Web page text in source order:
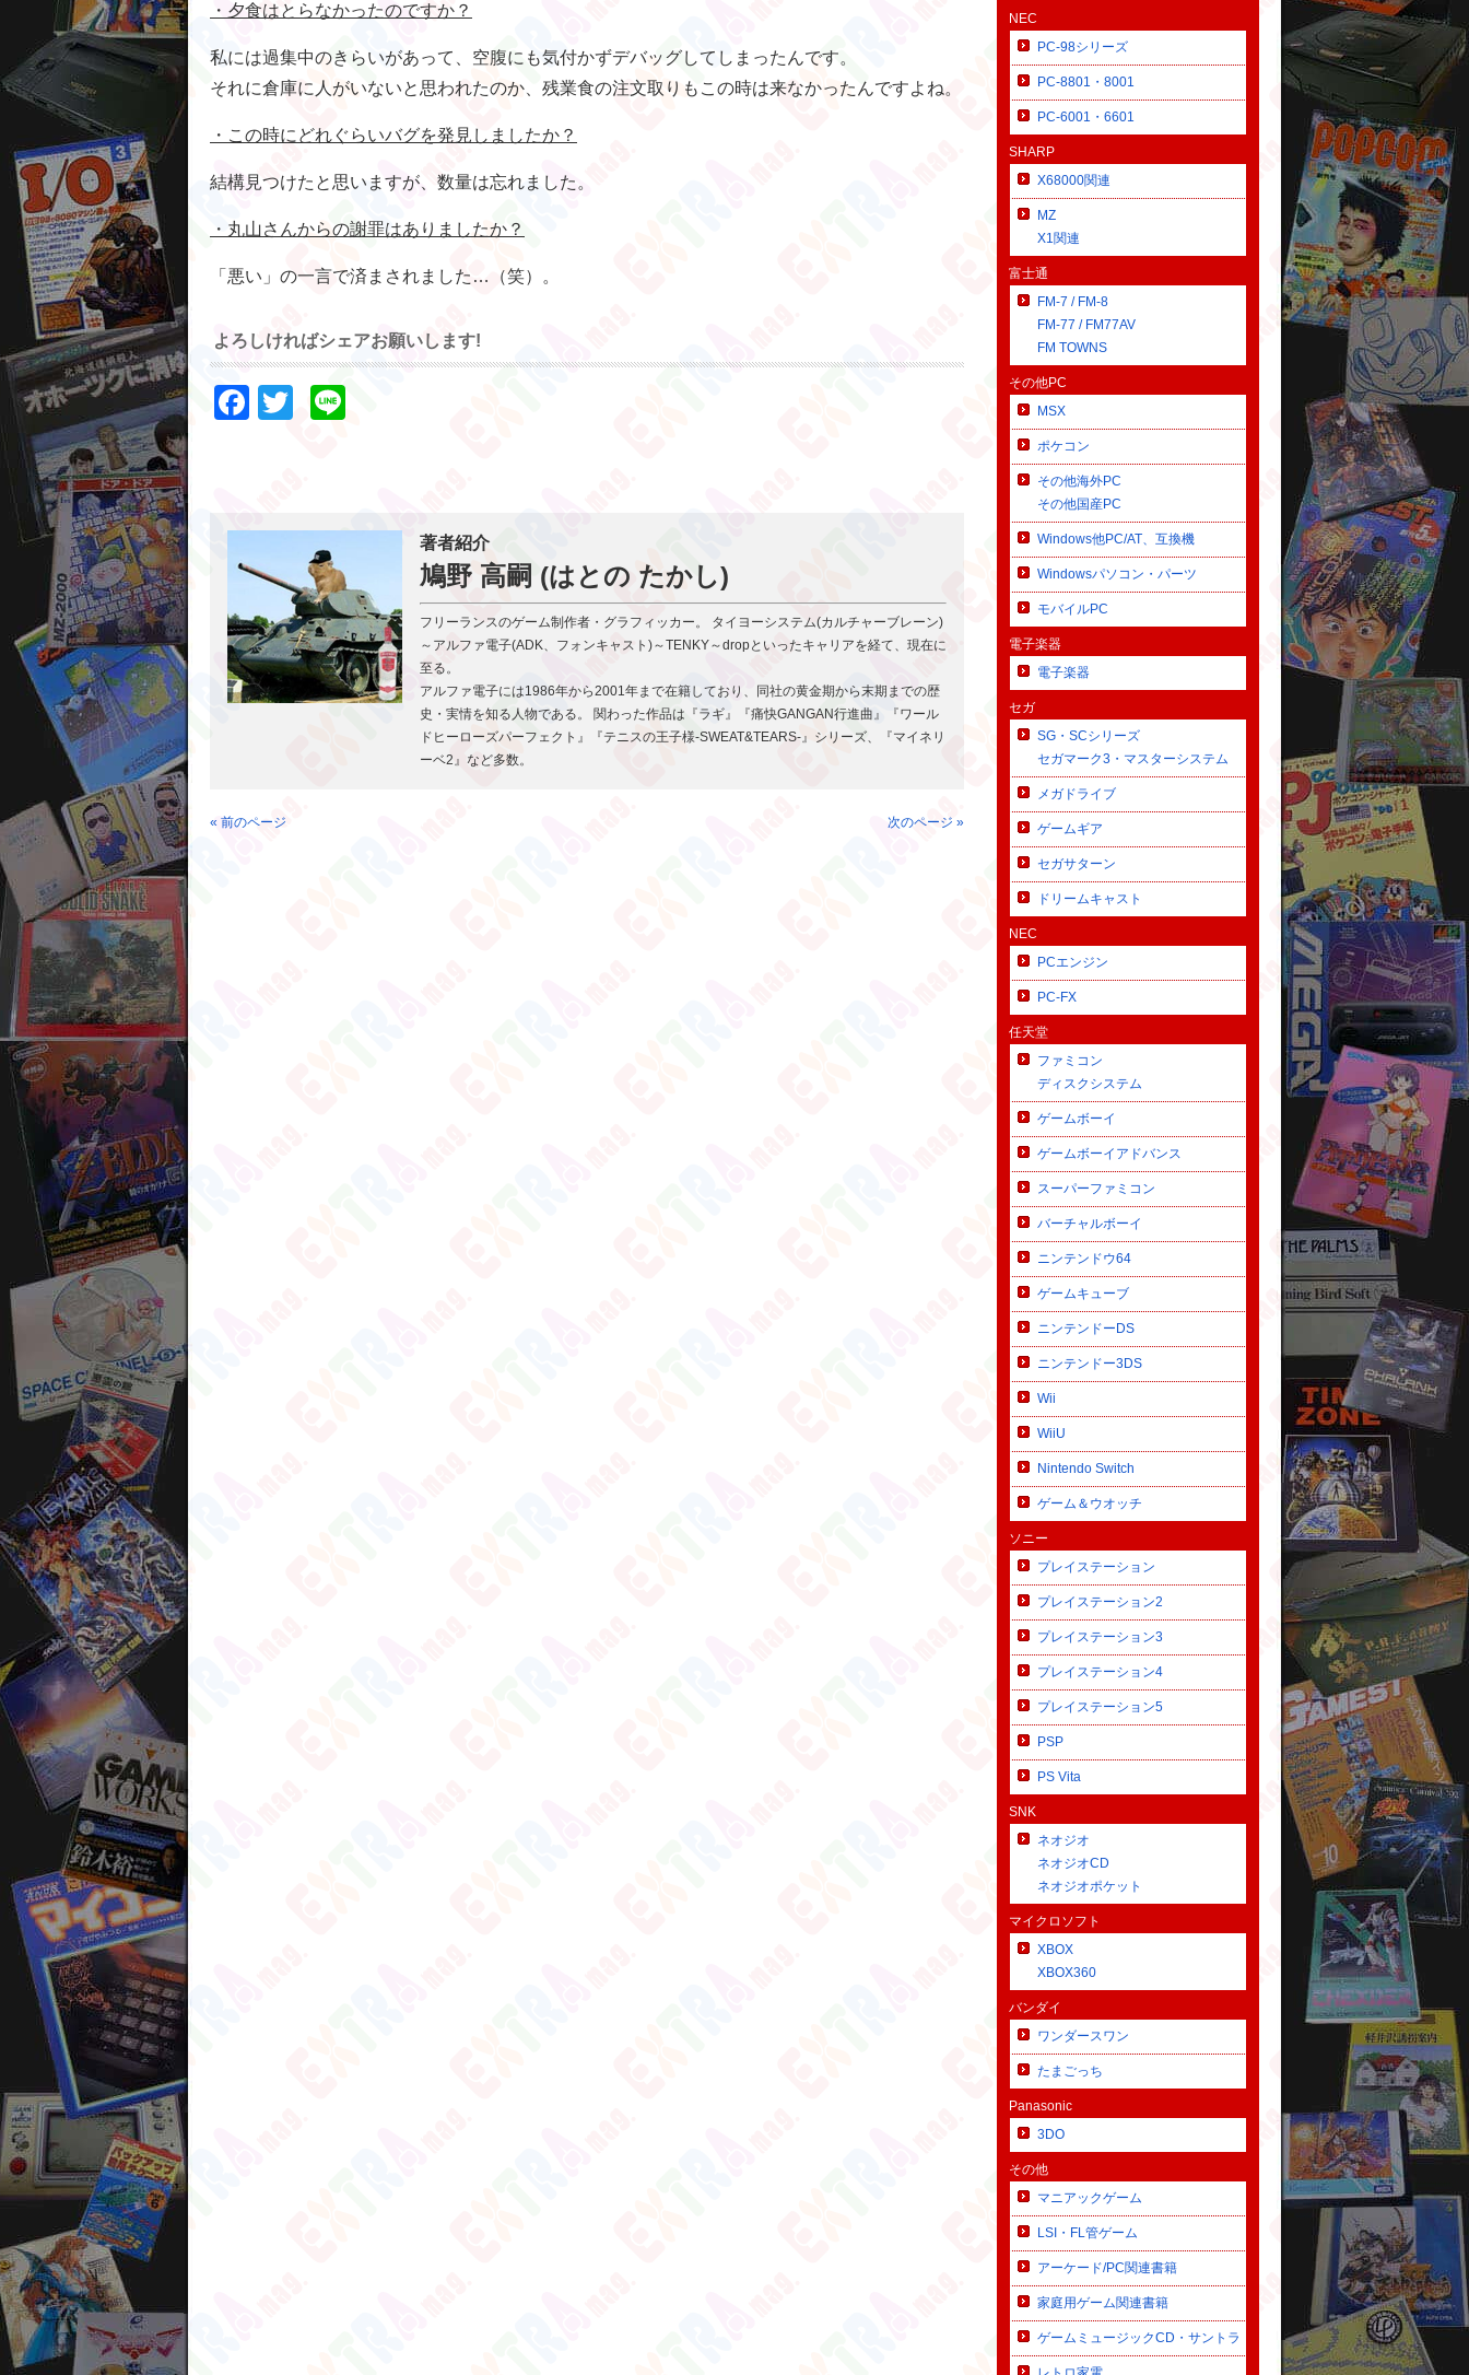
・夕食はとらなかったのですか？
私には過集中のきらいがあって、空腹にも気付かずデバッグしてしまったんです。
それに倉庫に人がいないと思われたのか、残業食の注文取りもこの時は来なかったんですよね。
・この時にどれぐらいバグを発見しましたか？
結構見つけたと思いますが、数量は忘れました。
・丸山さんからの謝罪はありましたか？
「悪い」の一言で済まされました…（笑）。
よろしければシェアお願いします!
Facebook
Twitter
著者紹介
鳩野 高嗣 (はとの たかし)
フリーランスのゲーム制作者・グラフィッカー。 タイヨーシステム(カルチャーブレーン)
～アルファ電子(ADK、フォンキャスト)～TENKY～dropといったキャリアを経て、現在に
至る。
アルファ電子には1986年から2001年まで在籍しており、同社の黄金期から末期までの歴
史・実情を知る人物である。 関わった作品は『ラギ』『痛快GANGAN行進曲』『ワール
ドヒーローズパーフェクト』『テニスの王子様-SWEAT&TEARS-』シリーズ、『マイネリ
ーベ2』など多数。
« 前のページ 次のページ »
NEC
PC-98シリーズ
PC-8801・8001
PC-6001・6601
SHARP
X68000関連
MZ
X1関連
富士通
FM-7 / FM-8
FM-77 / FM77AV
FM TOWNS
その他PC
MSX
ポケコン
その他海外PC
その他国産PC
Windows他PC/AT、互換機
Windowsパソコン・パーツ
モバイルPC
電子楽器
電子楽器
セガ
SG・SCシリーズ
セガマーク3・マスターシステム
メガドライブ
ゲームギア
セガサターン
ドリームキャスト
NEC
PCエンジン
PC-FX
任天堂
ファミコン
ディスクシステム
ゲームボーイ
ゲームボーイアドバンス
スーパーファミコン
バーチャルボーイ
ニンテンドウ64
ゲームキューブ
ニンテンドーDS
ニンテンドー3DS
Wii
WiiU
Nintendo Switch
ゲーム＆ウオッチ
ソニー
プレイステーション
プレイステーション2
プレイステーション3
プレイステーション4
プレイステーション5
PSP
PS Vita
SNK
ネオジオ
ネオジオCD
ネオジオポケット
マイクロソフト
XBOX
XBOX360
バンダイ
ワンダースワン
たまごっち
Panasonic
3DO
その他
マニアックゲーム
LSI・FL管ゲーム
アーケード/PC関連書籍
家庭用ゲーム関連書籍
ゲームミュージックCD・サントラ